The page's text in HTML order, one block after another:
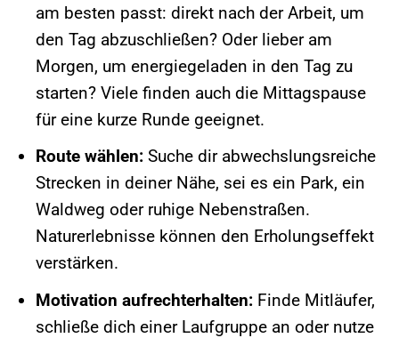
am besten passt: direkt nach der Arbeit, um
den Tag abzuschließen? Oder lieber am
Morgen, um energiegeladen in den Tag zu
starten? Viele finden auch die Mittagspause
für eine kurze Runde geeignet.
Route wählen:Suche dir abwechslungsreiche
Strecken in deiner Nähe, sei es ein Park, ein
Waldweg oder ruhige Nebenstraßen.
Naturerlebnisse können den Erholungseffekt
verstärken.
Motivation aufrechterhalten:Finde Mitläufer,
schließe dich einer Laufgruppe an oder nutze